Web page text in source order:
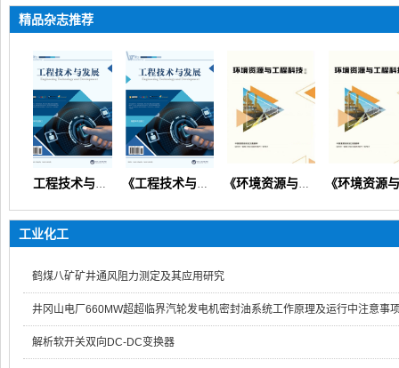
精品杂志推荐
《工程技术与发展》（矿山机械交通路桥市政建筑信息通信） 《工程技术与发展》 《环境资源与工程科技论坛》（生态环境矿产地质资源经济） 《环境资源与工程科技论坛》
工业化工
鹤煤八矿矿井通风阻力测定及其应用研究
井冈山电厂660MW超超临界汽轮发电机密封油系统工作原理及运行中注意事
解析软开关双向DC-DC变换器